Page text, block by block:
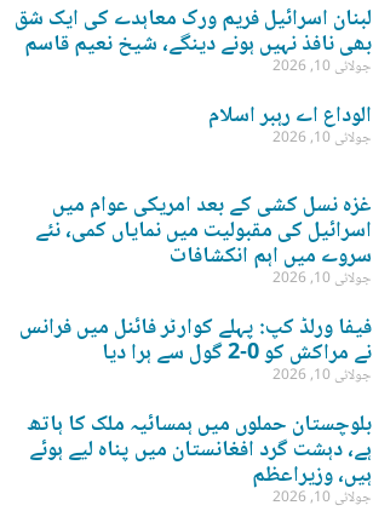
لبنان اسرائیل فریم ورک معاہدے کی ایک شق
بھی نافذ نہیں ہونے دینگے، شیخ نعیم قاسم
جولائی 10, 2026
الوداع اے رہبر اسلام
جولائی 10, 2026
غزہ نسل کشی کے بعد امریکی عوام میں
اسرائیل کی مقبولیت میں نمایاں کمی، نئے
سروے میں اہم انکشافات
جولائی 10, 2026
فیفا ورلڈ کپ: پہلے کوارٹر فائنل میں فرانس
نے مراکش کو 0-2 گول سے ہرا دیا
جولائی 10, 2026
بلوچستان حملوں میں ہمسائیہ ملک کا ہاتھ
ہے، دہشت گرد افغانستان میں پناہ لیے ہوئے
ہیں، وزیراعظم
جولائی 10, 2026